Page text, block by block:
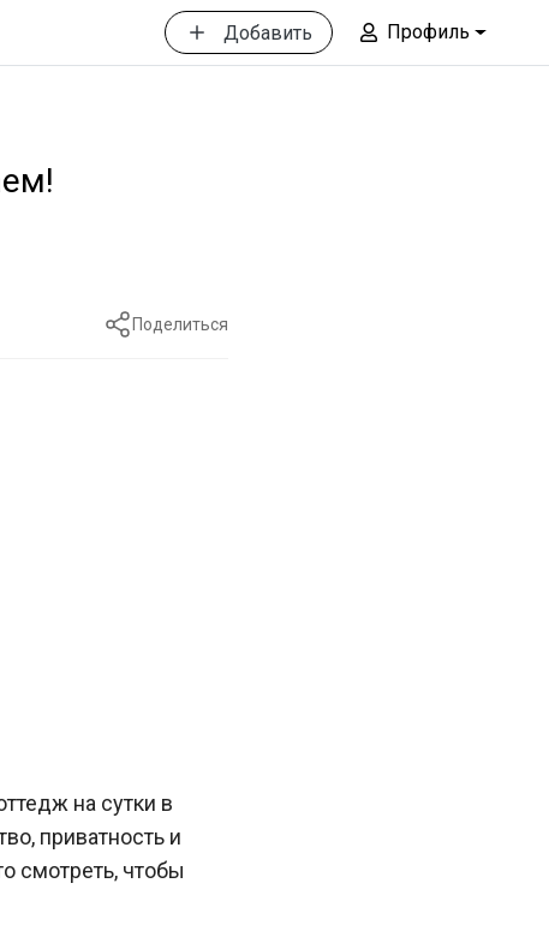
Добавить Профиль
Поделиться
на сутки в
приватность и
смотреть, чтобы